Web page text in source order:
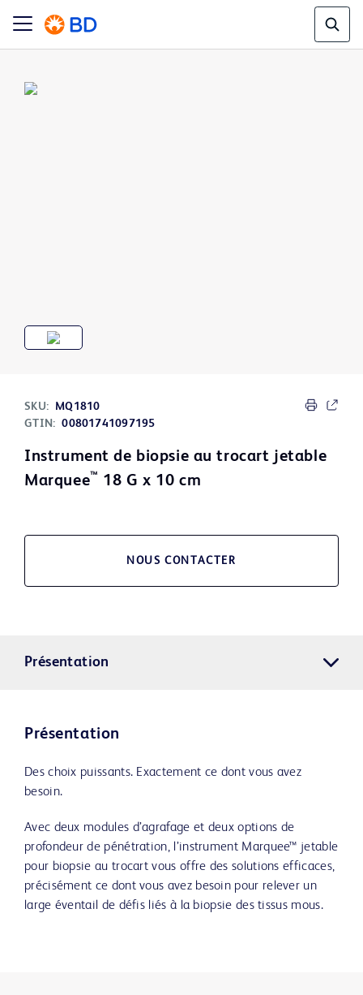
SKU:
MQ1810
GTIN: 00801741097195
Instrument de biopsie au trocart jetable
Marquee™ 18 G x 10 cm
NOUS CONTACTER
Présentation
Présentation
Des choix puissants. Exactement ce dont vous avez
besoin.
Avec deux modules d’agrafage et deux options de
profondeur de pénétration, l’instrument Marquee™ jetable
pour biopsie au trocart vous offre des solutions efficaces,
précisément ce dont vous avez besoin pour relever un
large éventail de défis liés à la biopsie des tissus mous.